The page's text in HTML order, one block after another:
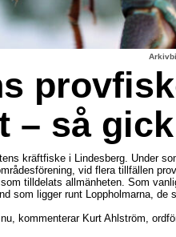
– så
kräftfiske i Lindesberg. Under
vid flera tillfällen
tilldelats allmänheten. Som
som ligger runt Loppholmarna, de
kommenterar Kurt Ahlström,